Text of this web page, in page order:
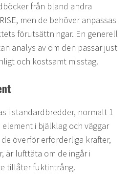
från bland andra
men de behöver anpassas
förutsättningar. En generell
analys av om den passar just
och kostsamt misstag.
i standardbredder, normalt 1
i bjälklag och väggar
överför erforderliga krafter,
är lufttäta om de ingår i
tillåter fuktintrång.